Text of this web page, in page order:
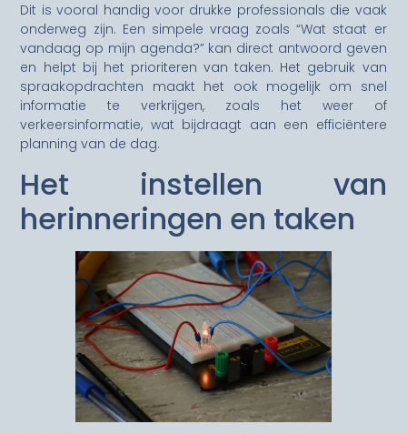
Dit is vooral handig voor drukke professionals die vaak
onderweg zijn. Een simpele vraag zoals “Wat staat er
vandaag op mijn agenda?” kan direct antwoord geven
en helpt bij het prioriteren van taken. Het gebruik van
spraakopdrachten maakt het ook mogelijk om snel
informatie te verkrijgen, zoals het weer of
verkeersinformatie, wat bijdraagt aan een efficiëntere
planning van de dag.
Het instellen van
herinneringen en taken